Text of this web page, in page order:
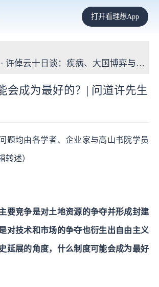
打开看理想App
许倬云十日谈：疾病、大国博弈与我们
会成为最好的？| 问道许先生
题均由各学者、企业家与高山书院学员
转述）
要竞争是对土地资源的争夺并形成封建
对技术和市场的争夺也衍生出自由主义
延展的角度，什么制度可能会成为最好